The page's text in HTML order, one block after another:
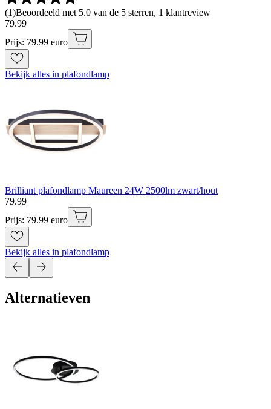
(1)Beoordeeld met 5.0 van de 5 sterren, 1 klantreview
79.99
Prijs: 79.99 euro
Bekijk alles in plafondlamp
Brilliant plafondlamp Maureen 24W 2500lm zwart/hout
79.99
Prijs: 79.99 euro
Bekijk alles in plafondlamp
Alternatieven